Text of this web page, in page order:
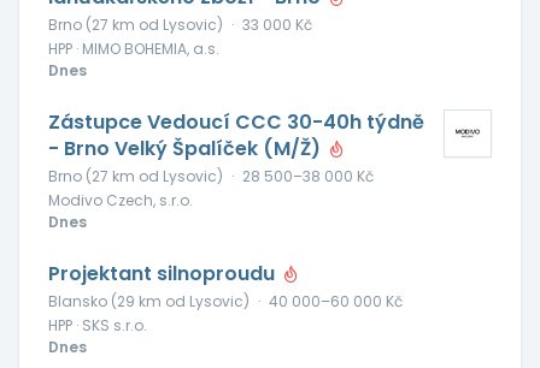
Brno (27 km od Lysovic) · 33 000 Kč
HPP · MIMO BOHEMIA, a.s.
Dnes
Zástupce Vedoucí CCC 30-40h týdně
- Brno Velký Špalíček (M/Ž)
Brno (27 km od Lysovic) · 28 500–38 000 Kč
Modivo Czech, s.r.o.
Dnes
Projektant silnoproudu
Blansko (29 km od Lysovic) · 40 000–60 000 Kč
HPP · SKS s.r.o.
Dnes